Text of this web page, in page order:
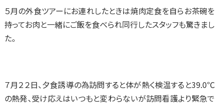
５月の外食ツアーにお連れしたときは焼肉定食を自らお茶碗を
持ってお肉と一緒にご飯を食べられ同行したスタッフも驚きまし
た。
７月２２日、夕食誘導の為訪問すると体が熱く検温すると39.0℃
の熱発、受け応えはいつもと変わらないが訪問看護より緊急で